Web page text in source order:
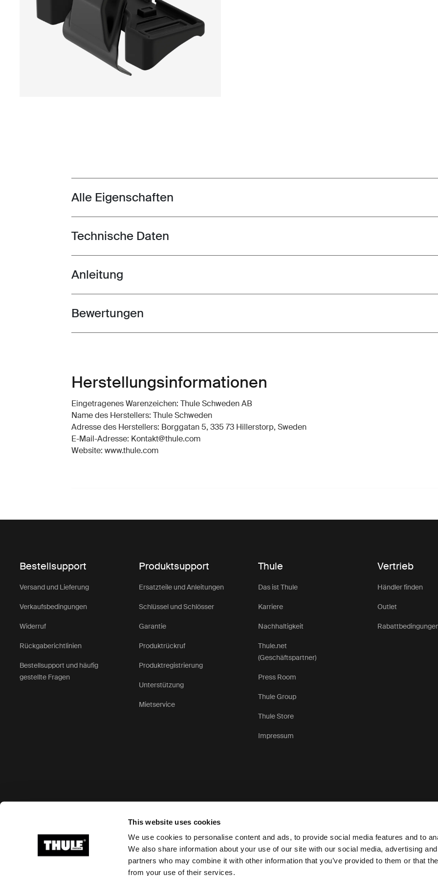
This website uses cookies
We use cookies to personalise content and ads, to provide social media features and to
We also share information about your use of our site with our social media, advertising
partners who may combine it with other information that you’ve provided to them or that
from your use of their services.
Toggle features
Alle Eigenschaften
Toggle techspec
Technische Daten
Toggle guides and instructions
Anleitung
Toggle overview
Bewertungen
Herstellungsinformationen
Eingetragenes Warenzeichen: Thule Schweden AB
Name des Herstellers: Thule Schweden
Adresse des Herstellers: Borggatan 5, 335 73 Hillerstorp, Sweden
E-Mail-Adresse: Kontakt@thule.com
Website: www.thule.com
Bestellsupport
Versand und Lieferung
Verkaufsbedingungen
Widerruf
Rückgaberichtlinien
Bestellsupport und häufig
gestellte Fragen
Produktsupport
Ersatzteile und Anleitungen
Schlüssel und Schlösser
Garantie
Produktrückruf
Produktregistrierung
Unterstützung
Mietservice
Thule
Das ist Thule
Karriere
Nachhaltigkeit
Thule.net
(Geschäftspartner)
Press Room
Thule Group
Thule Store
Impressum
Vertrieb
Händler finden
Outlet
Ⓒ 2026 Thule Group Alle Rechte vorbehalten Datenschutzerklärung